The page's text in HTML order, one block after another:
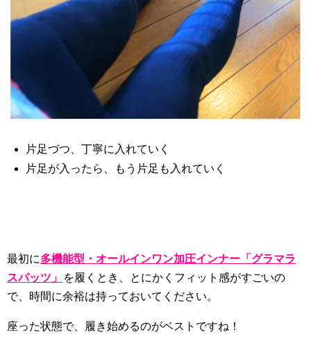
片足づつ、丁寧に入れていく
片足が入ったら、もう片足も入れていく
最初に多機能型・オールインワン加圧インナー「グラマラ
スパッツ」
を履くとき、とにかくフィット感がすごいの
で、時間に余裕は持っておいてください。
座った状態で、履き始めるのがベストですね！